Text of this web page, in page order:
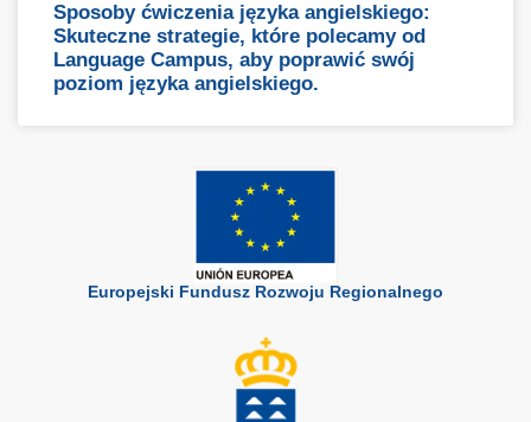
Sposoby ćwiczenia języka angielskiego:
Skuteczne strategie, które polecamy od
Language Campus, aby poprawić swój
poziom języka angielskiego.
Europejski Fundusz Rozwoju Regionalnego